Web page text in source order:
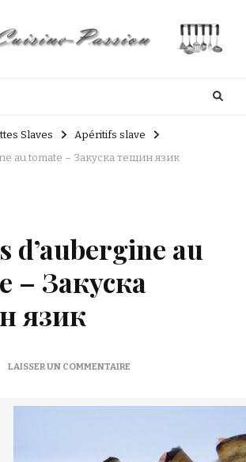
Slaves
Apéritifs slave
au tomate – Закуска тещин язик
d’aubergine au
– Закуска
язик
LAISSER UN COMMENTAIRESUR
ЗАКУСКА